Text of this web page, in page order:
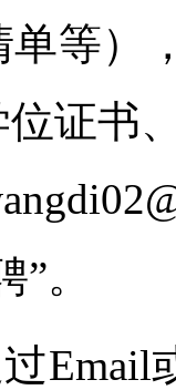
单等）
证书
。